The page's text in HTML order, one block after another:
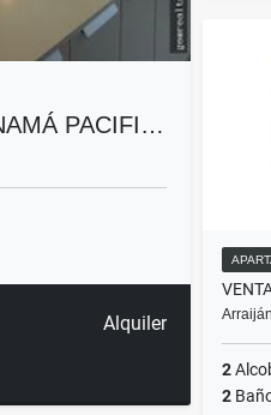
PACIFI…
Alquiler
2
2